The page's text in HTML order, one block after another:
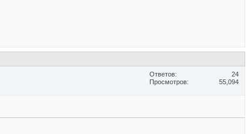
Ответов
24
Просмотров
55,094